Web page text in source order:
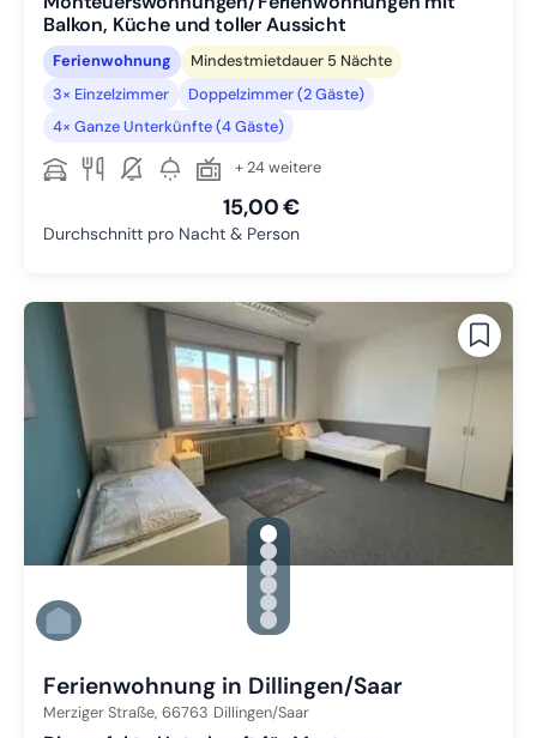
Balkon, Küche und toller Aussicht
Ferienwohnung
Mindestmietdauer 5 Nächte
3× Einzelzimmer
Doppelzimmer (2 Gäste)
4× Ganze Unterkünfte (4 Gäste)
+ 24 weitere
15,00 €
Durchschnitt pro Nacht & Person
gallery.slide_selector
Zu Slide 1 wechseln
Zu Slide 2 wechseln
Zu Slide 3 wechseln
Zu Slide 4 wechseln
Zu Slide 5 wechseln
Zu Slide 6 wechseln
Ferienwohnung in Dillingen/Saar
Merziger Straße, 66763 Dillingen/Saar